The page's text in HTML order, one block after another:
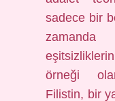
sadece bir
zamanda
örneği
Filistin, bir